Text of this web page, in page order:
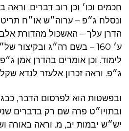
חכמים וכו׳ וכן רוב דברים.
ונסלח ג״פ – ערוה״ש או״ח
הדרן עלך – האשכול מהדורת
ע׳ 160 – בשם רה״ג ובקיצור
לימוד. וכן אומרים בהדרן אמן
ג״פ. וראה זכרון אלעזר לנדא
ובפשטות הוא לפרסום הדבר,
ובתויו״ט פרה שם רק בדברים
יש״ש יבמות יב, מ. וראה באורה